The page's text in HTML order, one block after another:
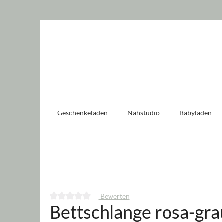
Geschenkeladen Nähstudio Babyladen
Durchschnittliche Bewertung von 0 von 5 Sternen
Bewerten
Bettschlange rosa-